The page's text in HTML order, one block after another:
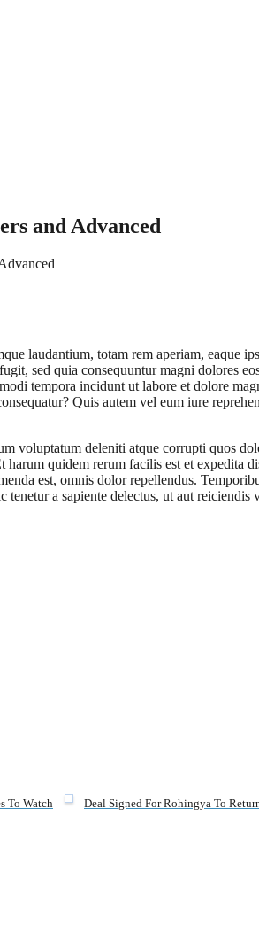
and Advanced
laudantium, totam rem aperiam, eaque
sed quia consequuntur magni dolores
tempora incidunt ut labore et dolore
Quis autem vel eum iure
voluptatum deleniti atque corrupti quos
quidem rerum facilis est et expedita
est, omnis dolor repellendus.
a sapiente delectus, ut aut
To Watch Deal Signed For Rohingya To